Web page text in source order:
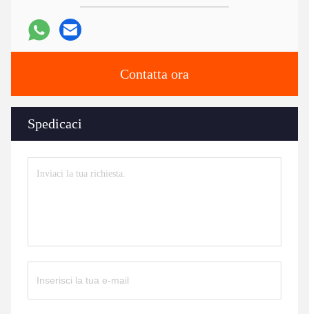
Contatta ora
Spedicaci